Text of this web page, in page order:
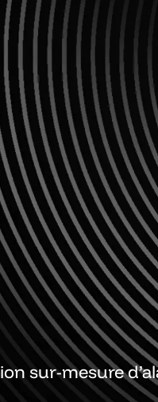
sur-mesure